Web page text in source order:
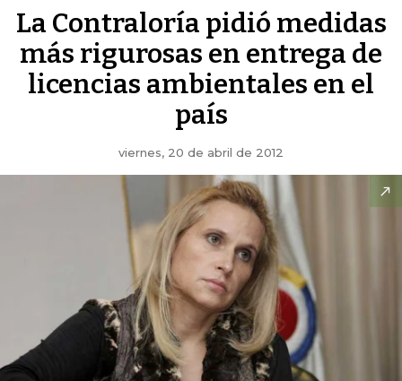
La Contraloría pidió medidas
más rigurosas en entrega de
licencias ambientales en el
país
viernes, 20 de abril de 2012